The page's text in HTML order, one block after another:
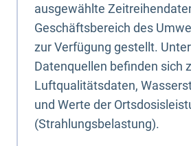
ausgewählte
Geschäftsbereich des
zur Verfügung gestellt.
Datenquellen befinden sich
Luftqualitätsdaten,
und Werte der
(Strahlungsbelastung).